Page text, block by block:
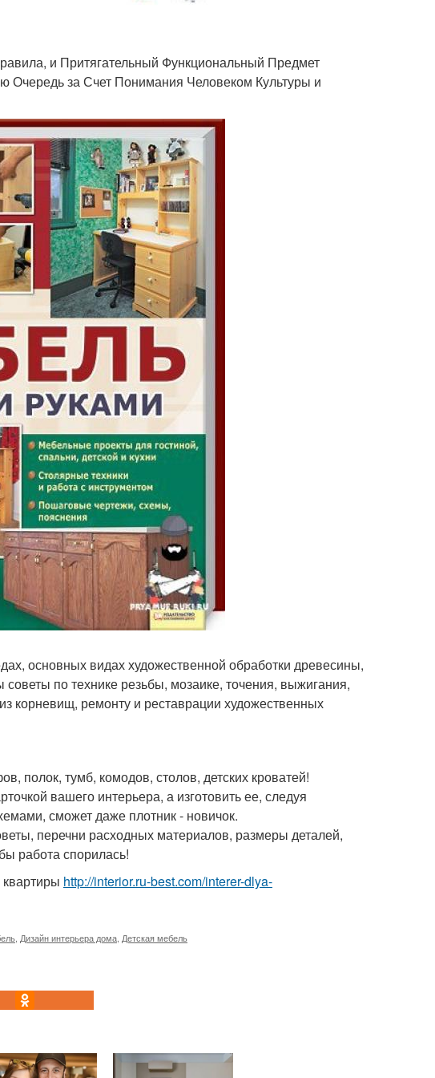
и Притягательный Функциональный Предмет
Очередь за Счет Понимания Человеком Культуры и
основных видах художественной обработки древесины,
по технике резьбы, мозаике, точения, выжигания,
корневищ, ремонту и реставрации художественных
полок, тумб, комодов, столов, детских кроватей!
вашего интерьера, а изготовить ее, следуя
сможет даже плотник - новичок.
перечни расходных материалов, размеры деталей,
работа спорилась!
http://interior.ru-best.com/interer-dlya-
Дизайн интерьера дома Детская мебель